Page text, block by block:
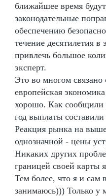
ближайшее время
законодательные
обеспечению
течение десятилетия в
привлечь большое
эксперт.
Это во многом связано
европейская
хорошо. Как сообщили
год выплаты
Реакция рынка на
однозначной - цены
Никаких других
границей своей карты
Тем более, что я и сам
занимаюсь))) Только